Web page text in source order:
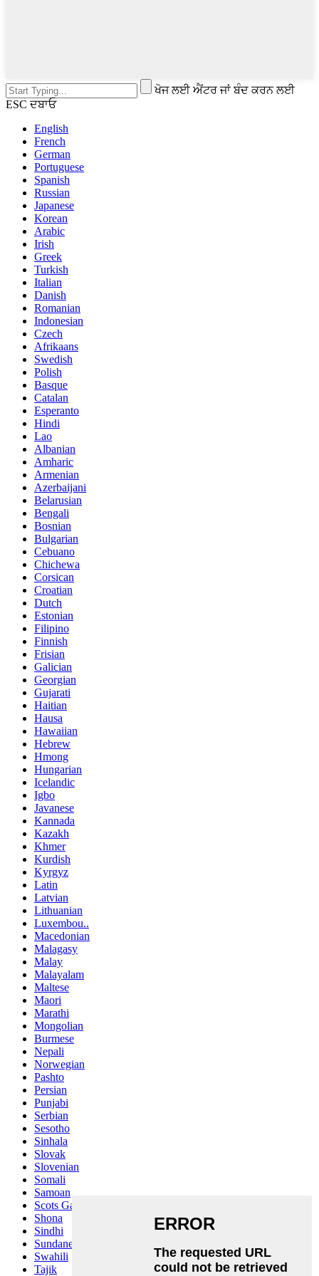
ਖੋਜ ਲਈ ਐਂਟਰ ਜਾਂ ਬੰਦ ਕਰਨ ਲਈ
ESC ਦਬਾਓ
English
French
German
Portuguese
Spanish
Russian
Japanese
Korean
Arabic
Irish
Greek
Turkish
Italian
Danish
Romanian
Indonesian
Czech
Afrikaans
Swedish
Polish
Basque
Catalan
Esperanto
Hindi
Lao
Albanian
Amharic
Armenian
Azerbaijani
Belarusian
Bengali
Bosnian
Bulgarian
Cebuano
Chichewa
Corsican
Croatian
Dutch
Estonian
Filipino
Finnish
Frisian
Galician
Georgian
Gujarati
Haitian
Hausa
Hawaiian
Hebrew
Hmong
Hungarian
Icelandic
Igbo
Javanese
Kannada
Kazakh
Khmer
Kurdish
Kyrgyz
Latin
Latvian
Lithuanian
Luxembou..
Macedonian
Malagasy
Malay
Malayalam
Maltese
Maori
Marathi
Mongolian
Burmese
Nepali
Norwegian
Pashto
Persian
Punjabi
Serbian
Sesotho
Sinhala
Slovak
Slovenian
Somali
Samoan
Scots Gaelic
Shona
Sindhi
Sundanese
Swahili
Tajik